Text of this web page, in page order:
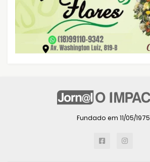
Fundado em 11/05/1975